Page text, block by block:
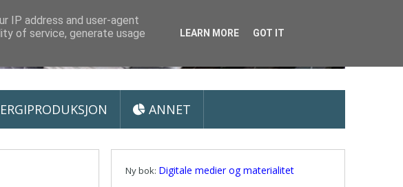
ANNET
Ny bok: Digitale medier og materialitet
IP address and user-agent
of service, generate usage
LEARN MORE GOT IT